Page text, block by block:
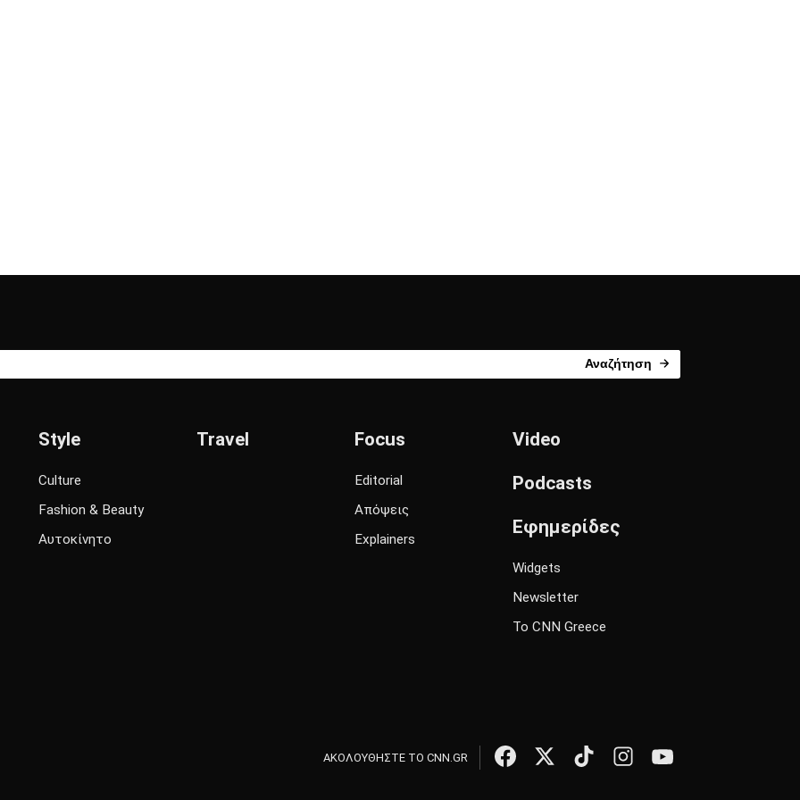
Αναζήτηση
Style
Culture
Fashion & Beauty
Αυτοκίνητο
Travel Focus
Editorial
Απόψεις
Explainers
Video
Podcasts
Εφημερίδες
Widgets
Newsletter
Το CNN Greece
ΑΚΟΛΟΥΘΗΣΤΕ ΤΟ CNN.GR